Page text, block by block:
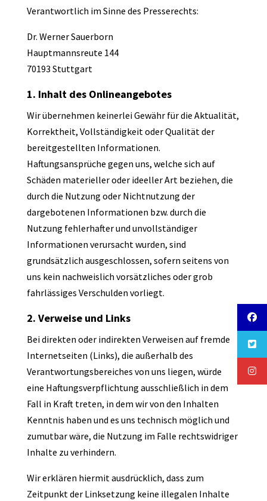
Verantwortlich im Sinne des Presserechts:
Dr. Werner Sauerborn
Hauptmannsreute 144
70193 Stuttgart
1. Inhalt des Onlineangebotes
Wir übernehmen keinerlei Gewähr für die Aktualität,
Korrektheit, Vollständigkeit oder Qualität der
bereitgestellten Informationen.
Haftungsansprüche gegen uns, welche sich auf
Schäden materieller oder ideeller Art beziehen, die
durch die Nutzung oder Nichtnutzung der
dargebotenen Informationen bzw. durch die
Nutzung fehlerhafter und unvollständiger
Informationen verursacht wurden, sind
grundsätzlich ausgeschlossen, sofern seitens von
uns kein nachweislich vorsätzliches oder grob
fahrlässiges Verschulden vorliegt.
2. Verweise und Links
Bei direkten oder indirekten Verweisen auf fremde
Internetseiten (Links), die außerhalb des
Verantwortungsbereiches von uns liegen, würde
eine Haftungsverpflichtung ausschließlich in dem
Fall in Kraft treten, in dem wir von den Inhalten
Kenntnis haben und es uns technisch möglich und
zumutbar wäre, die Nutzung im Falle rechtswidriger
Inhalte zu verhindern.
Wir erklären hiermit ausdrücklich, dass zum
Zeitpunkt der Linksetzung keine illegalen Inhalte